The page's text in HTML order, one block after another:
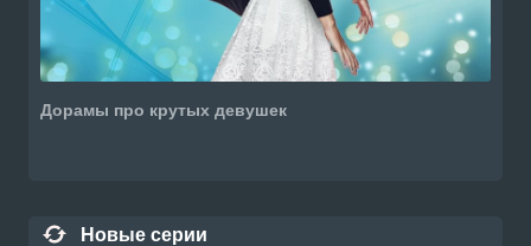
Дорамы про крутых девушек
Новые серии